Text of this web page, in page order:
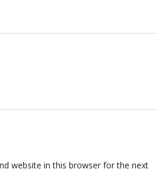
website in this browser for the next